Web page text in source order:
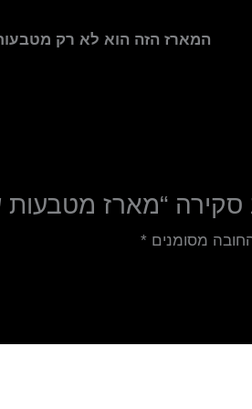
המארז הזה הוא לא רק
סקירה “מארז מטבעות
מסומנים *